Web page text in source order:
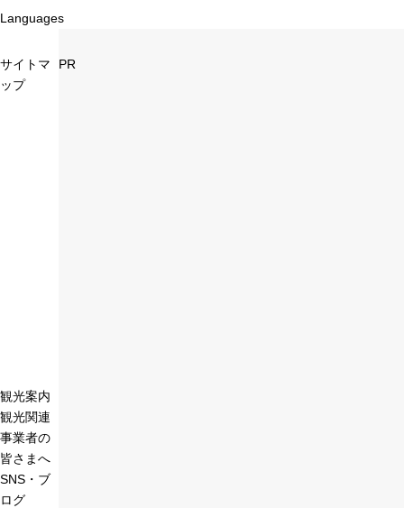
Languages
サイトマ
ップ
観光案内
観光関連
事業者の
皆さまへ
SNS・ブ
ログ
PR